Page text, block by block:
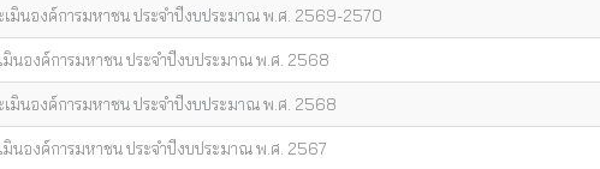
เมินองค์การมหาชน ประจำปีงบประมาณ พ.ศ. 2569-2570
มินองค์การมหาชน ประจำปีงบประมาณ พ.ศ. 2568
เมินองค์การมหาชน ประจำปีงบประมาณ พ.ศ. 2568
มินองค์การมหาชน ประจำปีงบประมาณ พ.ศ. 2567